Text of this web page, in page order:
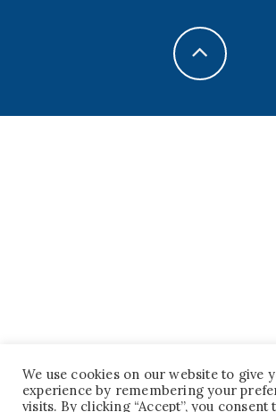
We use cookies on our website to give
experience by remembering your
visits. By clicking “Accept”, you